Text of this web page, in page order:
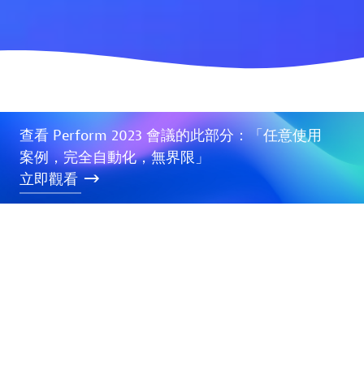
查看 Perform 2023 會議的此部分：「任意使用
案例，完全自動化，無界限」
立即觀看